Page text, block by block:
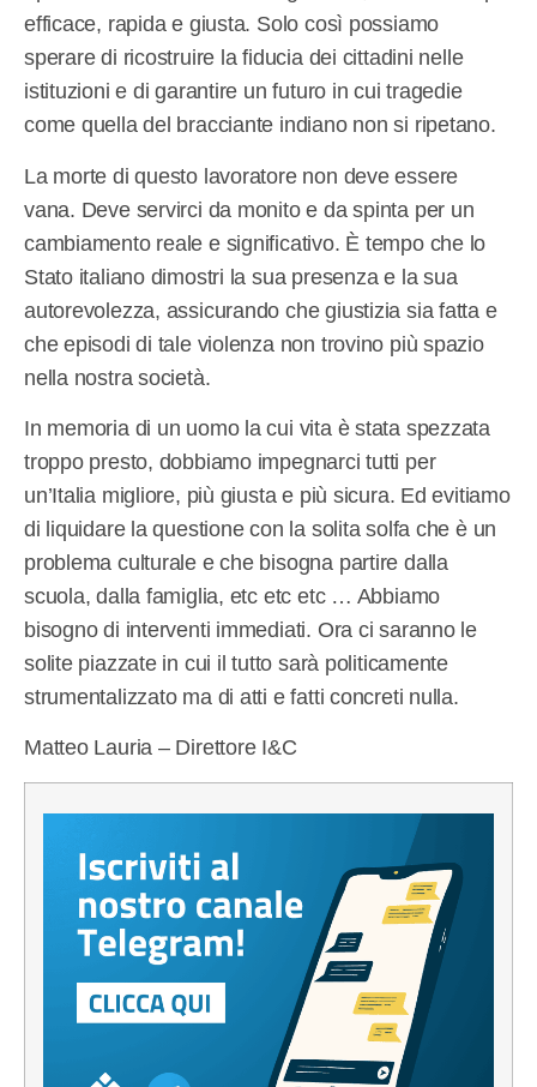
efficace, rapida e giusta. Solo così possiamo
sperare di ricostruire la fiducia dei cittadini nelle
istituzioni e di garantire un futuro in cui tragedie
come quella del bracciante indiano non si ripetano.
La morte di questo lavoratore non deve essere
vana. Deve servirci da monito e da spinta per un
cambiamento reale e significativo. È tempo che lo
Stato italiano dimostri la sua presenza e la sua
autorevolezza, assicurando che giustizia sia fatta e
che episodi di tale violenza non trovino più spazio
nella nostra società.
In memoria di un uomo la cui vita è stata spezzata
troppo presto, dobbiamo impegnarci tutti per
un’Italia migliore, più giusta e più sicura. Ed evitiamo
di liquidare la questione con la solita solfa che è un
problema culturale e che bisogna partire dalla
scuola, dalla famiglia, etc etc etc … Abbiamo
bisogno di interventi immediati. Ora ci saranno le
solite piazzate in cui il tutto sarà politicamente
strumentalizzato ma di atti e fatti concreti nulla.
Matteo Lauria – Direttore I&C